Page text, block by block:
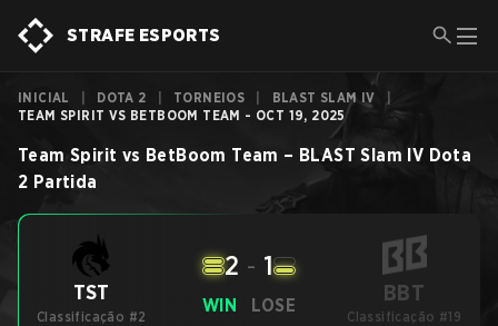
STRAFE ESPORTS
INICIAL DOTA 2 TORNEIOS BLAST SLAM IV
TEAM SPIRIT VS BETBOOM TEAM - OCT 19, 2025
Team Spirit vs BetBoom Team – BLAST Slam IV Dota
2 Partida
TST
Classificação #2
WIN
2 - 1
LOSE BBT
Classificação #19